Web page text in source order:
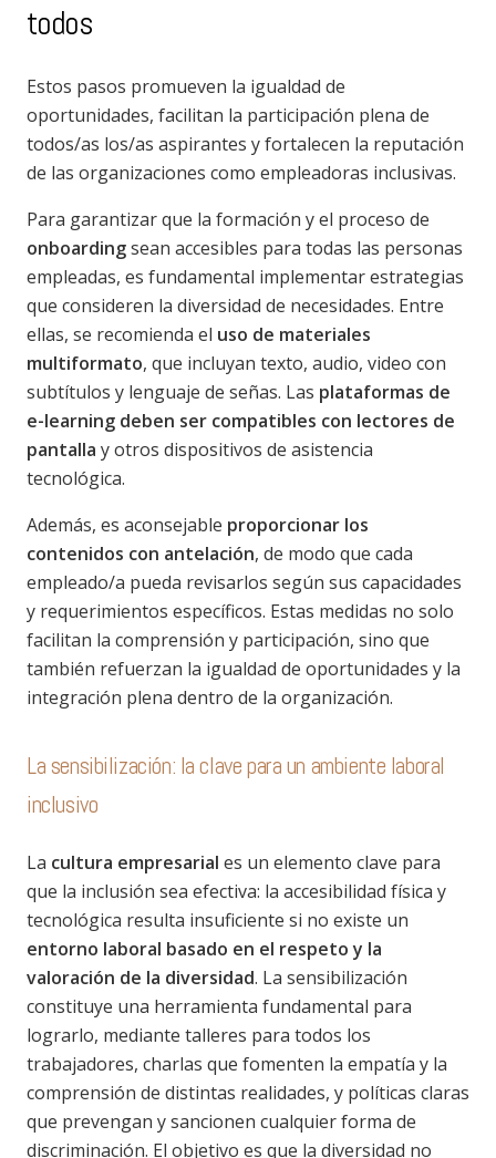
todos
Estos pasos promueven la igualdad de
oportunidades, facilitan la participación plena de
todos/as los/as aspirantes y fortalecen la reputación
de las organizaciones como empleadoras inclusivas.
Para garantizar que la formación y el proceso de
onboardingsean accesibles para todas las personas
empleadas, es fundamental implementar estrategias
que consideren la diversidad de necesidades. Entre
ellas, se recomienda el uso de materiales
multiformato, que incluyan texto, audio, video con
subtítulos y lenguaje de señas. Las plataformas de
e-learning deben ser compatibles con lectores de
pantalla y otros dispositivos de asistencia
tecnológica.
Además, es aconsejable proporcionar los
contenidos con antelación, de modo que cada
empleado/a pueda revisarlos según sus capacidades
y requerimientos específicos. Estas medidas no solo
facilitan la comprensión y participación, sino que
también refuerzan la igualdad de oportunidades y la
integración plena dentro de la organización.
La sensibilización: la clave para un ambiente laboral
inclusivo
La cultura empresarial es un elemento clave para
que la inclusión sea efectiva: la accesibilidad física y
tecnológica resulta insuficiente si no existe un
entorno laboral basado en el respeto y la
valoración de la diversidad. La sensibilización
constituye una herramienta fundamental para
lograrlo, mediante talleres para todos los
trabajadores, charlas que fomenten la empatía y la
comprensión de distintas realidades, y políticas claras
que prevengan y sancionen cualquier forma de
discriminación. El objetivo es que la diversidad no